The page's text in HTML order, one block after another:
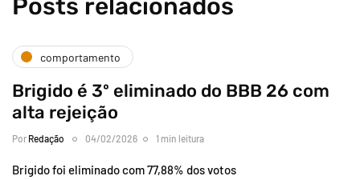
Posts relacionados
comportamento
Brigido é 3º eliminado do BBB 26 com
alta rejeição
Por Redação 04/02/2026 1 min leitura
Brigido foi eliminado com 77,88% dos votos